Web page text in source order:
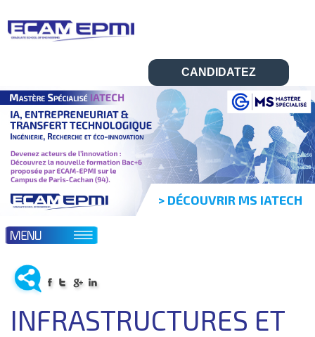
CANDIDATEZ
> DÉCOUVRIR MS IATECH
FORMATIONS ▼
RECHERCHE ▼
INFRASTRUCTURES ET